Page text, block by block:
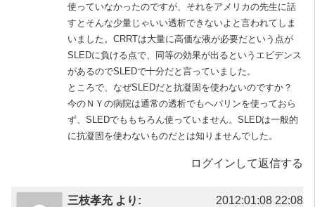
使っていなかったのですが、それをアメリカの先生に話
すとそんな少量じゃいい透析できないよと言われてしま
いました。CRRTは大量に高価な液が必要だという点が
SLEDに負ける点で、同等の効果が出るというエビデンス
があるのでSLEDで十分だと言っていました。
ところで、なぜSLEDだと抗凝固を使わないのですか？
今のＮＹの病院は通常の透析でもヘパリンを使っておら
ず、SLEDでももちろん使っていません。SLEDは一般的
に抗凝固を使わないものだとは知りませんでした。
ログインして返信する
三枝孝充 より: 2012:01:08 22:08